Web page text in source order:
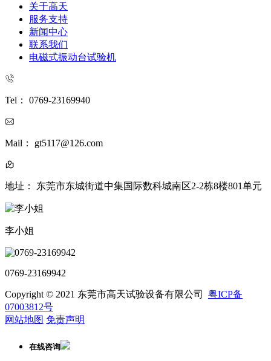
关于高天
服务支持
新闻中心
联系我们
电磁式振动台试验机
Tel： 0769-23169940
Mail： gt5117@126.com
地址： 东莞市东城街道中集国际数科城南区2-2栋8楼801单元
李小姐
0769-23169942
Copyright © 2021 东莞市高天试验设备有限公司 粤ICP备
07003812号
网站地图 免责声明
在线咨询